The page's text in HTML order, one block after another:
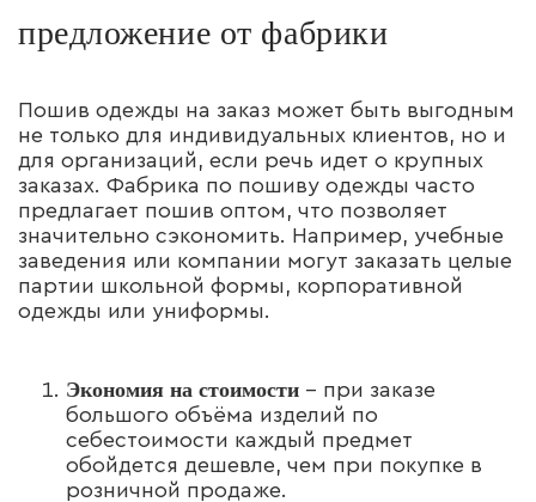
предложение от фабрики
Пошив одежды на заказ может быть выгодным
не только для индивидуальных клиентов, но и
для организаций, если речь идет о крупных
заказах. Фабрика по пошиву одежды часто
предлагает пошив оптом, что позволяет
значительно сэкономить. Например, учебные
заведения или компании могут заказать целые
партии школьной формы, корпоративной
одежды или униформы.
Экономия на стоимости – при заказе
большого объёма изделий по
себестоимости каждый предмет
обойдется дешевле, чем при покупке в
розничной продаже.